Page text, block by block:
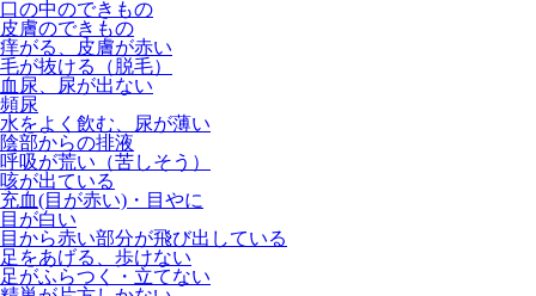
口の中のできもの
皮膚のできもの
痒がる、皮膚が赤い
毛が抜ける（脱毛）
血尿、尿が出ない
頻尿
水をよく飲む、尿が薄い
陰部からの排液
呼吸が荒い（苦しそう）
咳が出ている
充血(目が赤い)・目やに
目が白い
目から赤い部分が飛び出している
足をあげる、歩けない
足がふらつく・立てない